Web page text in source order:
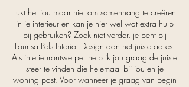
Lukt het jou maar niet om samenhang te creëren
in je interieur en kan je hier wel wat extra hulp
bij gebruiken? Zoek niet verder, je bent bij
Lourisa Pels Interior Design aan het juiste adres.
Als interieurontwerper help ik jou graag de juiste
sfeer te vinden die helemaal bij jou en je
woning past. Voor wanneer je graag van begin